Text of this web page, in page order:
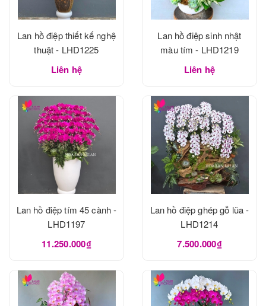
Lan hồ điệp thiết kế nghệ
thuật - LHD1225
Liên hệ
Lan hồ điệp sinh nhật
màu tím - LHD1219
Liên hệ
Lan hồ điệp tím 45 cành -
LHD1197
11.250.000₫
Lan hồ điệp ghép gỗ lũa -
LHD1214
7.500.000₫